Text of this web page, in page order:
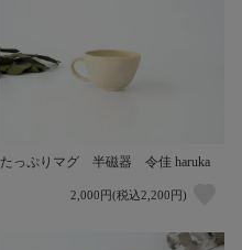
たっぷりマグ 半磁器 令佳 haruka
2,000円(税込2,200円)